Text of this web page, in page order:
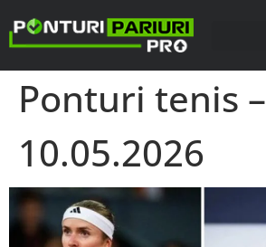
Ponturi tenis –
10.05.2026